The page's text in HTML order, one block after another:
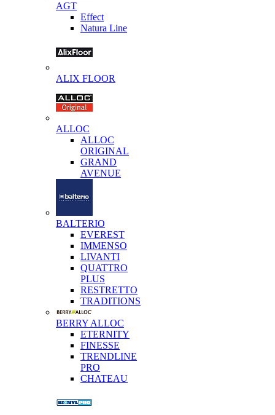
AGT
Effect
Natura Line
ALIX FLOOR
ALLOC
ALLOC
ORIGINAL
GRAND
AVENUE
BALTERIO
EVEREST
IMMENSO
LIVANTI
QUATTRO
PLUS
RESTRETTO
TRADITIONS
BERRY ALLOC
ETERNITY
FINESSE
TRENDLINE
PRO
CHATEAU